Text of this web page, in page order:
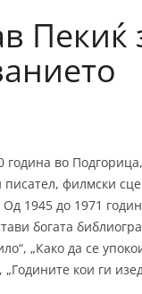
ЖАНРОВИ
година во
филмски
1945 до 1971
богата
„Како да се
кои ги